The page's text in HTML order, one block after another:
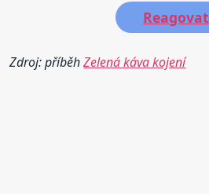
Reagovat
Zdroj: příběhZelená káva kojení